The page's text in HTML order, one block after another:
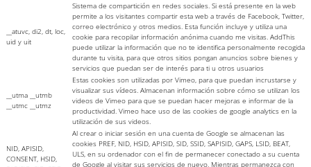
__atuvc, di2, dt, loc,
uid y uit
Sistema de compartición en redes sociales. Si está presente en la web
permite a los visitantes compartir esta web a través de Facebook, Twitter,
correo electrónico y otros medios. Esta función incluye y utiliza una
cookie para recopilar información anónima cuando me visitas. AddThis
puede utilizar la información que no te identifica personalmente recogida
durante tu visita, para que otros sitios pongan anuncios sobre bienes y
servicios que puedan ser de interés para ti u otros usuarios
__utma __utmb
__utmc __utmz
Estas cookies son utilizadas por Vimeo, para que puedan incrustarse y
visualizar sus vídeos. Almacenan información sobre cómo se utilizan los
videos de Vimeo para que se puedan hacer mejoras e informar de la
productividad. Vimeo hace uso de las cookies de google analytics en la
utilización de sus videos.
NID, APISID,
CONSENT, HSID,
Al crear o iniciar sesión en una cuenta de Google se almacenan las
cookies PREF, NID, HSID, APISID, SID, SSID, SAPISID, GAPS, LSID, BEAT,
ULS, en su ordenador con el fin de permanecer conectado a su cuenta
de Google al visitar sus servicios de nuevo. Mientras permanezca con